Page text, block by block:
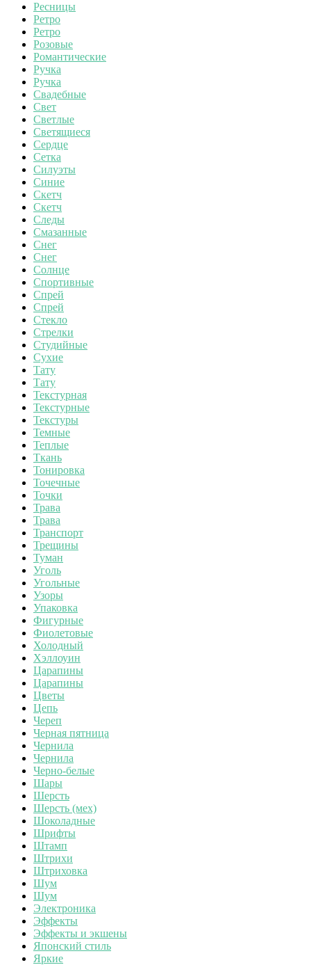
Ресницы
Ретро
Ретро
Розовые
Романтические
Ручка
Ручка
Свадебные
Свет
Светлые
Светящиеся
Сердце
Сетка
Силуэты
Синие
Скетч
Скетч
Следы
Смазанные
Снег
Снег
Солнце
Спортивные
Спрей
Спрей
Стекло
Стрелки
Студийные
Сухие
Тату
Тату
Текстурная
Текстурные
Текстуры
Темные
Теплые
Ткань
Тонировка
Точечные
Точки
Трава
Трава
Транспорт
Трещины
Туман
Уголь
Угольные
Узоры
Упаковка
Фигурные
Фиолетовые
Холодный
Хэллоуин
Царапины
Царапины
Цветы
Цепь
Череп
Черная пятница
Чернила
Чернила
Черно-белые
Шары
Шерсть
Шерсть (мех)
Шоколадные
Шрифты
Штамп
Штрихи
Штриховка
Шум
Шум
Электроника
Эффекты
Эффекты и экшены
Японский стиль
Яркие